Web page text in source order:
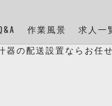
作業風景 求人一
器の配送設置ならお任